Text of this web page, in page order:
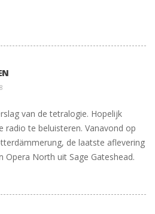
van de tetralogie. Hopelijk
radio te beluisteren. Vanavond op
de laatste aflevering
Opera North uit Sage Gateshead.